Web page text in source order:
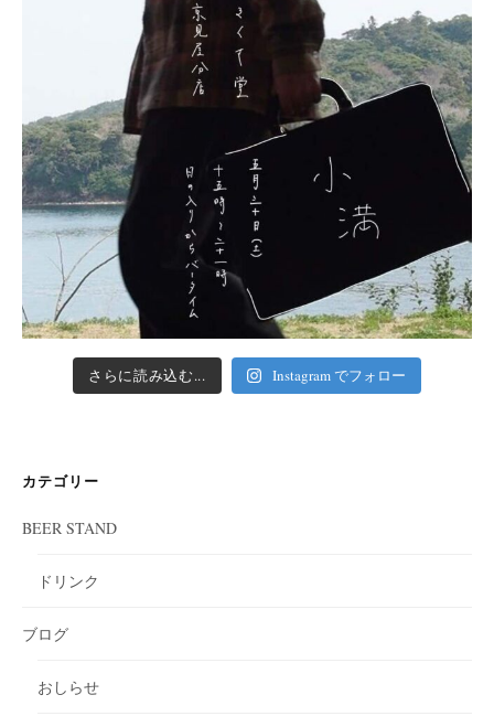
さらに読み込む... Instagram でフォロー
カテゴリー
BEER STAND
ドリンク
ブログ
おしらせ